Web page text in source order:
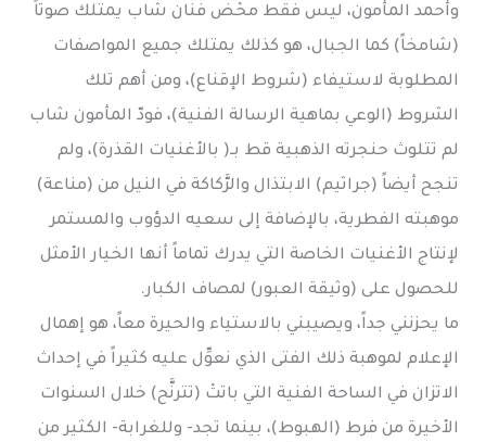
وأحمد المأمون، ليس فقط محْض فنان شاب يمتلك صوتاً
(شامخاً) كما الجبال، هو كذلك يمتلك جميع المواصفات
المطلوبة لاستيفاء (شروط الإقناع)، ومن أهم تلك
الشروط (الوعي بماهية الرسالة الفنية)، فودّ المأمون شاب
لم تتلوث حنجرته الذهبية قط بـ( بالأغنيات القذرة)، ولم
تنجح أيضاً (جراثيم) الابتذال والرَّكاكة في النيل من (مناعة)
موهبته الفطرية، بالإضافة إلى سعيه الدؤوب والمستمر
لإنتاج الأغنيات الخاصة التي يدرك تماماً أنها الخيار الأمثل
للحصول على (وثيقة العبور) لمصاف الكبار.
ما يحزنني جداً، ويصيبني بالاستياء والحيرة معاً، هو إهمال
الإعلام لموهبة ذلك الفتى الذي نعوِّل عليه كثيراً في إحداث
الاتزان في الساحة الفنية التي باتتْ (تترنَّح) خلال السنوات
الأخيرة من فرط (الهبوط)، بينما تجد- وللغرابة- الكثير من